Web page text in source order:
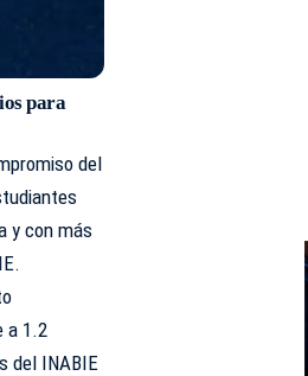
para
del
y con más
a 1.2
del INABIE